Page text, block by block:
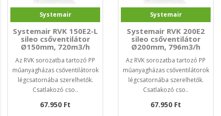
Systemair
Systemair RVK 150E2-L
sileo csőventilátor
Ø150mm, 720m3/h
Az RVK sorozatba tartozó PP
műanyagházas csőventilátorok
légcsatornába szerelhetők.
Csatlakozó cso..
67.950 Ft
Systemair
Systemair RVK 200E2
sileo csőventilátor
Ø200mm, 796m3/h
Az RVK sorozatba tartozó PP
műanyagházas csőventilátorok
légcsatornába szerelhetők.
Csatlakozó cso..
67.950 Ft